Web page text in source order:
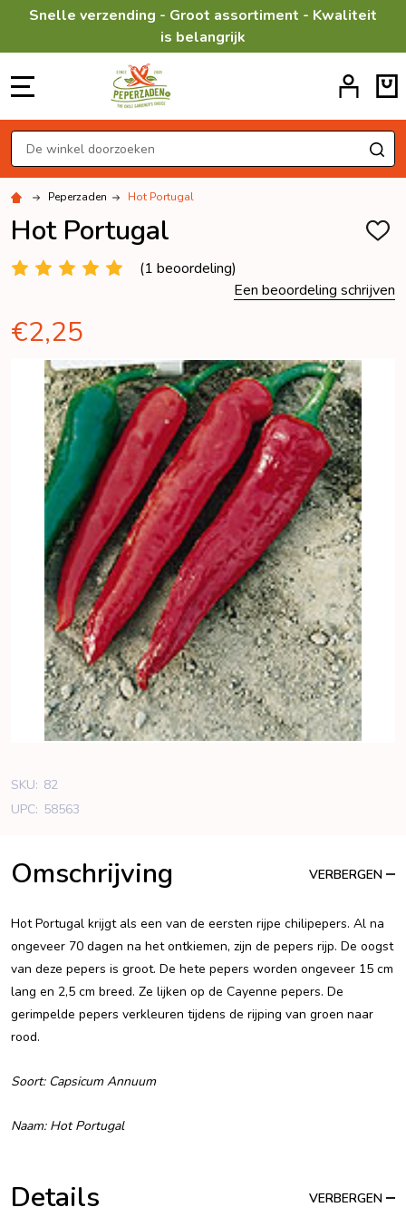
Snelle verzending - Groot assortiment - Kwaliteit
is belangrijk
Zoeken
Peperzaden Hot Portugal
Hot Portugal
(1 beoordeling)
Een beoordeling schrijven
€2,25
SKU: 82
UPC: 58563
Omschrijving VERBERGEN
Hot Portugal krijgt als een van de eersten rijpe chilipepers. Al na
ongeveer 70 dagen na het ontkiemen, zijn de pepers rijp. De oogst
van deze pepers is groot. De hete pepers worden ongeveer 15 cm
lang en 2,5 cm breed. Ze lijken op de Cayenne pepers. De
gerimpelde pepers verkleuren tijdens de rijping van groen naar
rood.
Soort: Capsicum Annuum
Naam: Hot Portugal
Details VERBERGEN